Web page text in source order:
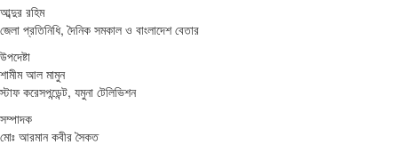
আব্দুর রহিম
জেলা প্রতিনিধি, দৈনিক সমকাল ও বাংলাদেশ বেতার
উপদেষ্টা
শামীম আল মামুন
স্টাফ করেসপন্ডেন্ট, যমুনা টেলিভিশন
সম্পাদক
মোঃ আরমান কবীর সৈকত